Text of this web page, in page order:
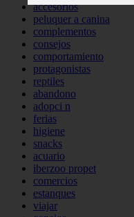
accesorios
peluquer a canina
complementos
consejos
comportamiento
protagonistas
reptiles
abandono
adopci n
ferias
higiene
snacks
acuario
iberzoo propet
comercios
estanques
viajar